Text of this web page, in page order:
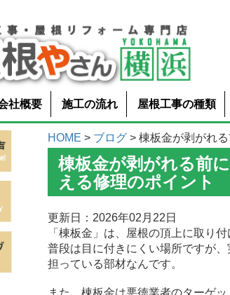
社概要 施工の流れ 屋根工事の種類
HOME > ブログ > 棟板金が剥がれ
棟板金が剥がれる前
える修理のポイント
更新日：2026年02月22日
「棟板金」は、屋根の頂上に取り
普段は目に付きにくい場所ですが
担っている部材なんです。
また、棟板金は悪徳業者のターゲ